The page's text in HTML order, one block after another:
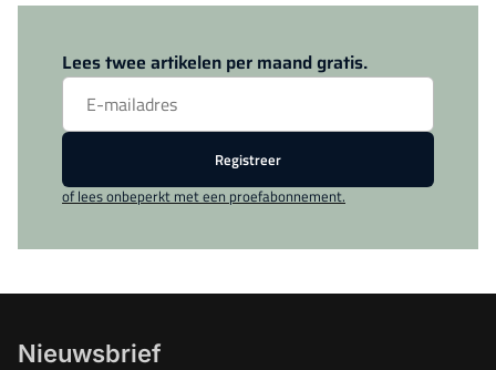
Lees twee artikelen per maand gratis.
Registreer
of lees onbeperkt met een proefabonnement.
Nieuwsbrief